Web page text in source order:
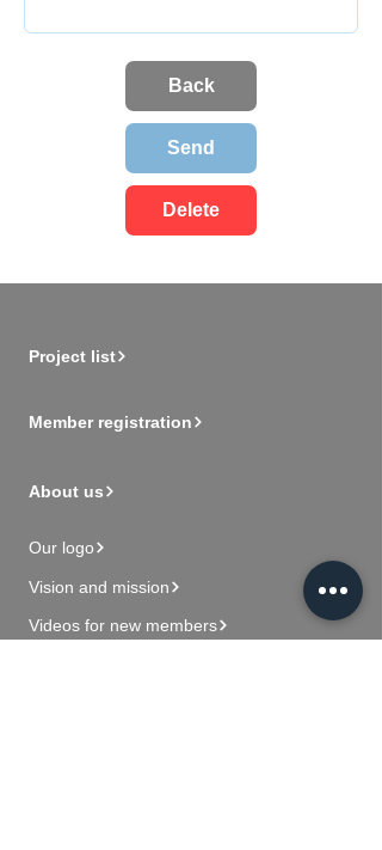
Back
Send
Delete
Project list
Member registration
About us
Our logo
Vision and mission
Videos for new members